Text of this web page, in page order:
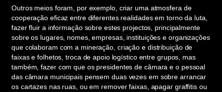
Outros meios foram, por exemplo, criar uma atmosfera de
cooperação eficaz entre diferentes realidades em torno da luta,
fazer fluir a informação sobre estes projectos, principalmente
sobre os lugares, nomes, empresas, instituições e organizações
que colaboram com a mineração, criação e distribuição de
faixas e folhetos, troca de apoio logístico entre grupos, mas
também, fazer com que os presidentes de câmara e o pessoal
das câmara municipais pensem duas vezes em sobre arrancar
os cartazes nas ruas, ou em remover faixas, apagar graffitis ou